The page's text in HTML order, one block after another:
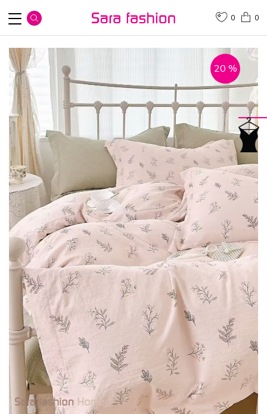
0
0
20 %